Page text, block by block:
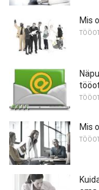
Mis
Mis